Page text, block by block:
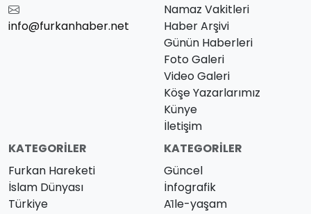
info@furkanhaber.net
Namaz Vakitleri
Haber Arşivi
Günün Haberleri
Foto Galeri
Video Galeri
Köşe Yazarlarımız
Künye
İletişim
KATEGORILER
Furkan Hareketi
İslam Dünyası
Türkiye
KATEGORILER
Güncel
İnfografik
Ai̇le-yaşam